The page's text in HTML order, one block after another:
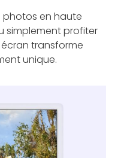
photos en haute
simplement profiter
transforme
unique.